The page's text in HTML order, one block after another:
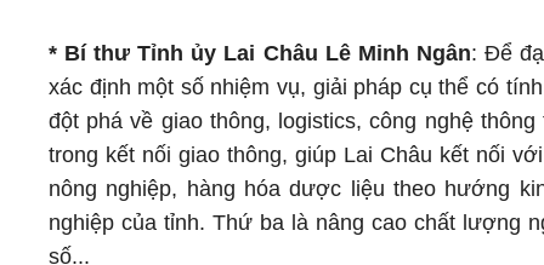
* Bí thư Tỉnh ủy Lai Châu Lê Minh Ngân: Để
xác định một số nhiệm vụ, giải pháp cụ thể có
đột phá về giao thông, logistics, công nghệ
trong kết nối giao thông, giúp Lai Châu kết nối
nông nghiệp, hàng hóa dược liệu theo hướng
nghiệp của tỉnh. Thứ ba là nâng cao chất lượng
số...